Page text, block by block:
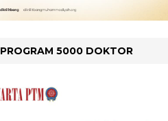
PROGRAM 5000 DOKTOR